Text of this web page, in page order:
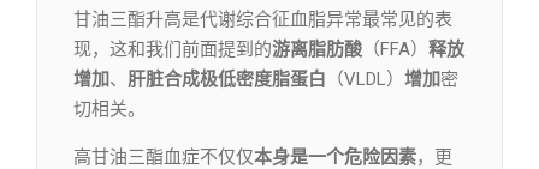
甘油三酯升高是代谢综合征血脂异常最常见的表
现，这和我们前面提到的游离脂肪酸 （FFA） 释放
增加、 肝脏合成极低密度脂蛋白 （VLDL） 增加密
切相关。
高甘油三酯血症不仅仅本身是一个危险因素，更